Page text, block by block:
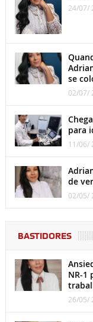
24/07/
se
02/07/
para
11/06/
de
02/05/
BASTIDORES
NR-1
26/05/